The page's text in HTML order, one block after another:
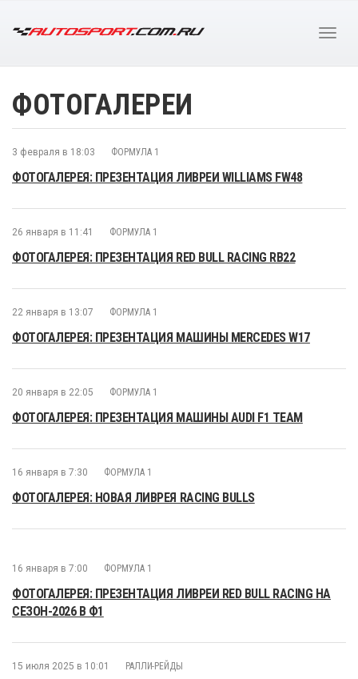
ФОТОГАЛЕРЕИ
3 февраля в 18:03 ФОРМУЛА 1
ФОТОГАЛЕРЕЯ: ПРЕЗЕНТАЦИЯ ЛИВРЕИ WILLIAMS FW48
26 января в 11:41 ФОРМУЛА 1
ФОТОГАЛЕРЕЯ: ПРЕЗЕНТАЦИЯ RED BULL RACING RB22
22 января в 13:07 ФОРМУЛА 1
ФОТОГАЛЕРЕЯ: ПРЕЗЕНТАЦИЯ МАШИНЫ MERCEDES W17
20 января в 22:05 ФОРМУЛА 1
ФОТОГАЛЕРЕЯ: ПРЕЗЕНТАЦИЯ МАШИНЫ AUDI F1 TEAM
16 января в 7:30 ФОРМУЛА 1
ФОТОГАЛЕРЕЯ: НОВАЯ ЛИВРЕЯ RACING BULLS
16 января в 7:00 ФОРМУЛА 1
ФОТОГАЛЕРЕЯ: ПРЕЗЕНТАЦИЯ ЛИВРЕИ RED BULL RACING НА
СЕЗОН-2026 В Ф1
15 июля 2025 в 10:01 РАЛЛИ-РЕЙДЫ